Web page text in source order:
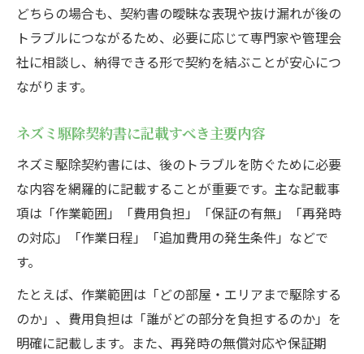
どちらの場合も、契約書の曖昧な表現や抜け漏れが後の
トラブルにつながるため、必要に応じて専門家や管理会
社に相談し、納得できる形で契約を結ぶことが安心につ
ながります。
ネズミ駆除契約書に記載すべき主要内容
ネズミ駆除契約書には、後のトラブルを防ぐために必要
な内容を網羅的に記載することが重要です。主な記載事
項は「作業範囲」「費用負担」「保証の有無」「再発時
の対応」「作業日程」「追加費用の発生条件」などで
す。
たとえば、作業範囲は「どの部屋・エリアまで駆除する
のか」、費用負担は「誰がどの部分を負担するのか」を
明確に記載します。また、再発時の無償対応や保証期